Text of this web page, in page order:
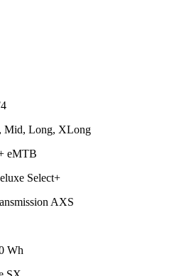
Mid, Long, XLong
eMTB
Select+
AXS
Wh